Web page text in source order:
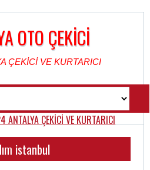
OTO ÇEKİCİ
ÇEKİCİ VE KURTARICI
istanbul